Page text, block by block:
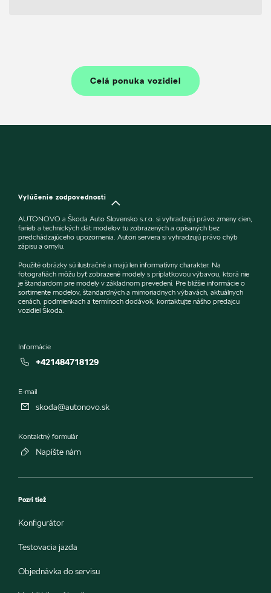
Celá ponuka vozidiel
Vylúčenie zodpovednosti
AUTONOVO a Škoda Auto Slovensko s.r.o. si vyhradzujú právo zmeny cien,
farieb a technických dát modelov tu zobrazených a opísaných bez
predchádzajúceho upozornenia. Autori servera si vyhradzujú právo chýb
zápisu a omylu.
Použité obrázky sú ilustračné a majú len informatívny charakter. Na
fotografiách môžu byť zobrazené modely s príplatkovou výbavou, ktorá nie
je štandardom pre modely v základnom prevedení. Pre bližšie informácie o
sortimente modelov, štandardných a mimoriadnych výbavách, aktuálnych
cenách, podmienkach a termínoch dodávok, kontaktujte nášho predajcu
vozidiel Škoda.
Informácie
+421484718129
E-mail
skoda@autonovo.sk
Kontaktný formulár
Napíšte nám
Pozri tiež
Konfigurátor
Testovacia jazda
Objednávka do servisu